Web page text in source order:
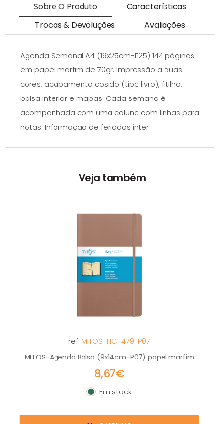
Sobre O Produto
Características
Trocas & Devoluções
Avaliações
Agenda Semanal A4 (19x25cm-P25) 144 páginas
em papel marfim de 70gr. Impressão a duas
cores, acabamento cosido (tipo livro), fitilho,
bolsa interior e mapas. Cada semana é
acompanhada com uma coluna com linhas para
notas. Informação de feriados inter
Veja também
ref: MITOS-HC-479-P07
MITOS-Agenda Bolso (9x14cm-P07) papel marfim
8,67€
Em stock
Em stock